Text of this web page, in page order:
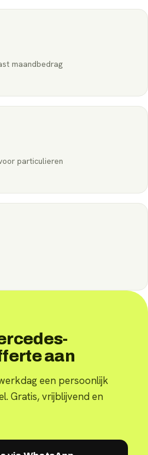
maandbedrag
particulieren
aan
een persoonlijk
Gratis, vrijblijvend en